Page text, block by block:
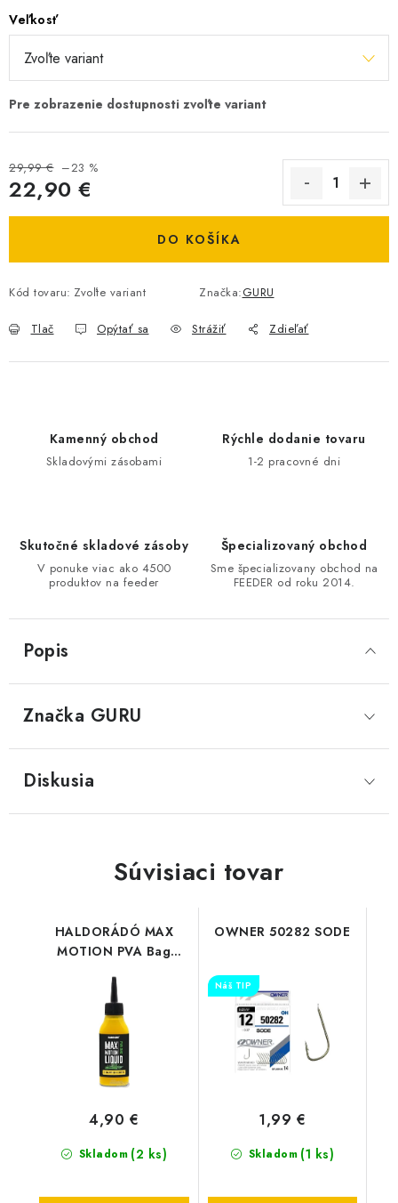
DOPRAVA
ZNAČKY
Doprava Navštívte našu predajňu v MARCELOVEJ »
Veľkosť
29,99 € –23 %
22,90 €
DO KOŠÍKA
Kód tovaru: Zvoľte variant Značka:GURU
Tlač Opýtať sa Strážiť Zdieľať
Kamenný obchod
Skladovými zásobami
Rýchle dodanie tovaru
1-2 pracovné dni
Skutočné skladové zásoby
V ponuke viac ako 4500
produktov na feeder
Špecializovaný obchod
Sme špecializovany obchod na
FEEDER od roku 2014.
Popis
Značka GURU
Diskusia
Súvisiaci tovar
HALDORÁDÓ MAX
MOTION PVA Bag
Corn
Skladom (2 ks)
4,90 €
OWNER 50282 SODE
Náš TIP
Skladom (1 ks)
1,99 €